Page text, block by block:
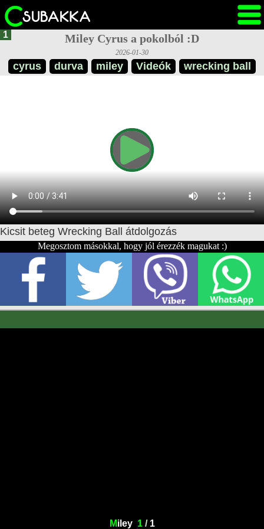
Miley 1/ 1
1 Miley Cyrus a pokolból :D
2026-01-30
cyrus durva miley Videók wrecking ball
Kicsit beteg Wrecking Ball átdolgozás
Megosztom másokkal, hogy jól érezzék magukat :)